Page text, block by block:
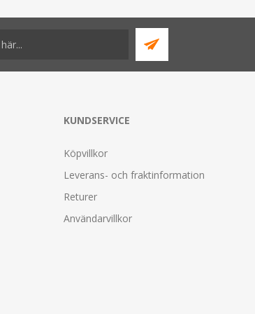
KUNDSERVICE
Köpvillkor
Leverans- och fraktinformation
Returer
Användarvillkor